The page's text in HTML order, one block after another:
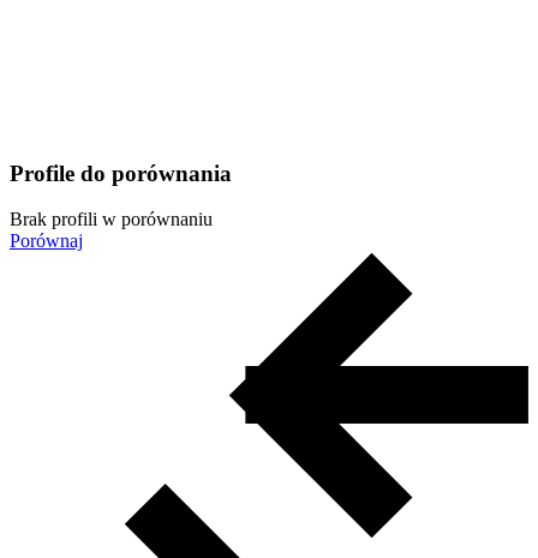
Profile do porównania
Brak profili w porównaniu
Porównaj